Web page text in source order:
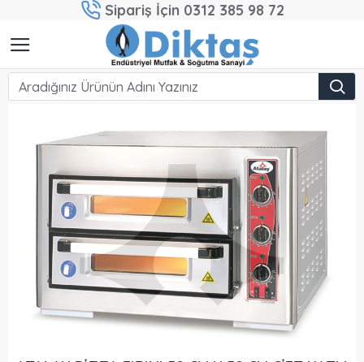
Sipariş İçin 0312 385 98 72